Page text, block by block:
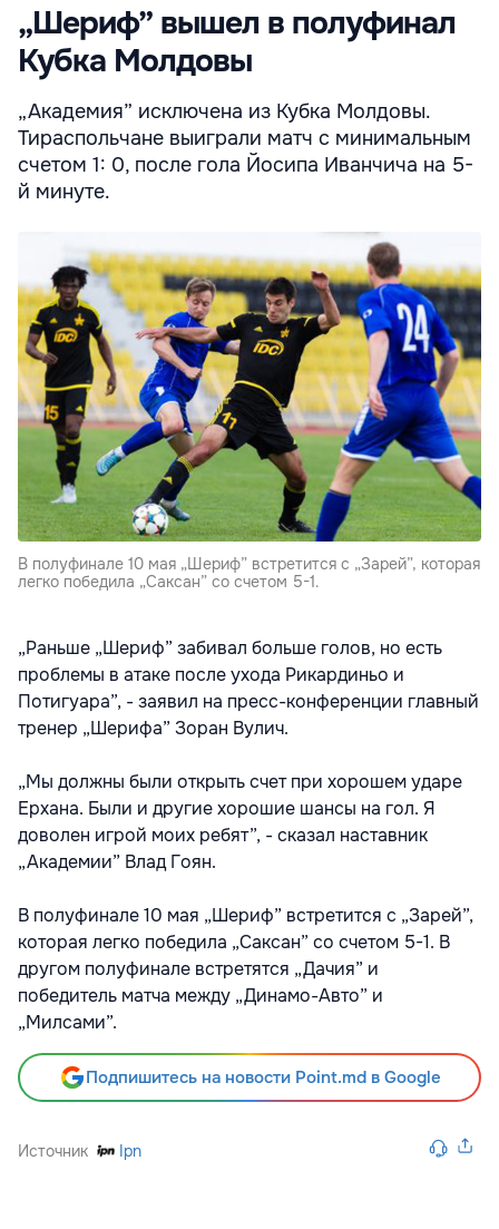
„Шериф” вышел в полуфинал
Кубка Молдовы
„Академия” исключена из Кубка Молдовы.
Тираспольчане выиграли матч с минимальным
счетом 1: 0, после гола Йосипа Иванчича на 5-
й минуте.
В полуфинале 10 мая „Шериф” встретится с „Зарей”, которая
легко победила „Саксан” со счетом 5-1.
„Раньше „Шериф” забивал больше голов, но есть
проблемы в атаке после ухода Рикардиньо и
Потигуара”, - заявил на пресс-конференции главный
тренер „Шерифа” Зоран Вулич.
„Мы должны были открыть счет при хорошем ударе
Ерхана. Были и другие хорошие шансы на гол. Я
доволен игрой моих ребят”, - сказал наставник
„Академии” Влад Гоян.
В полуфинале 10 мая „Шериф” встретится с „Зарей”,
которая легко победила „Саксан” со счетом 5-1. В
другом полуфинале встретятся „Дачия” и
победитель матча между „Динамо-Авто” и
„Милсами”.
Подпишитесь на новости Point.md в Google
Источник Ipn